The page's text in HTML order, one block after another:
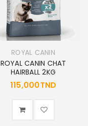
ROYAL CANIN
ROYAL CANIN CHAT
HAIRBALL 2KG
115,000TND